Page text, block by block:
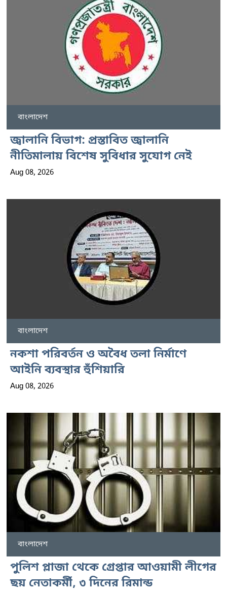
বাংলাদেশ
জ্বালানি বিভাগ: প্রস্তাবিত জ্বালানি
নীতিমালায় বিশেষ সুবিধার সুযোগ নেই
Aug 08, 2026
বাংলাদেশ
নকশা পরিবর্তন ও অবৈধ তলা নির্মাণে
আইনি ব্যবস্থার হুঁশিয়ারি
Aug 08, 2026
বাংলাদেশ
পুলিশ প্লাজা থেকে গ্রেপ্তার আওয়ামী লীগের
ছয় নেতাকর্মী, ৩ দিনের রিমান্ড